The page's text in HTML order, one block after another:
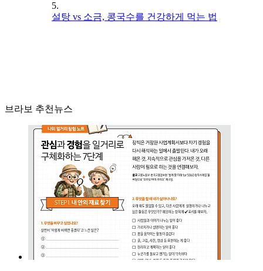
5.
설탕 vs 소금, 콩국수를 건강하게 먹는 법
브라보 추천뉴스